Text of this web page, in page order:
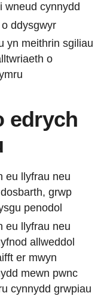
wneud cynnydd
ddysgwyr
yn meithrin sgiliau
o
edrych
eu llyfrau neu
grwp
penodol
eu llyfrau neu
allweddol
er mwyn
mewn pwnc
cynnydd grwpiau